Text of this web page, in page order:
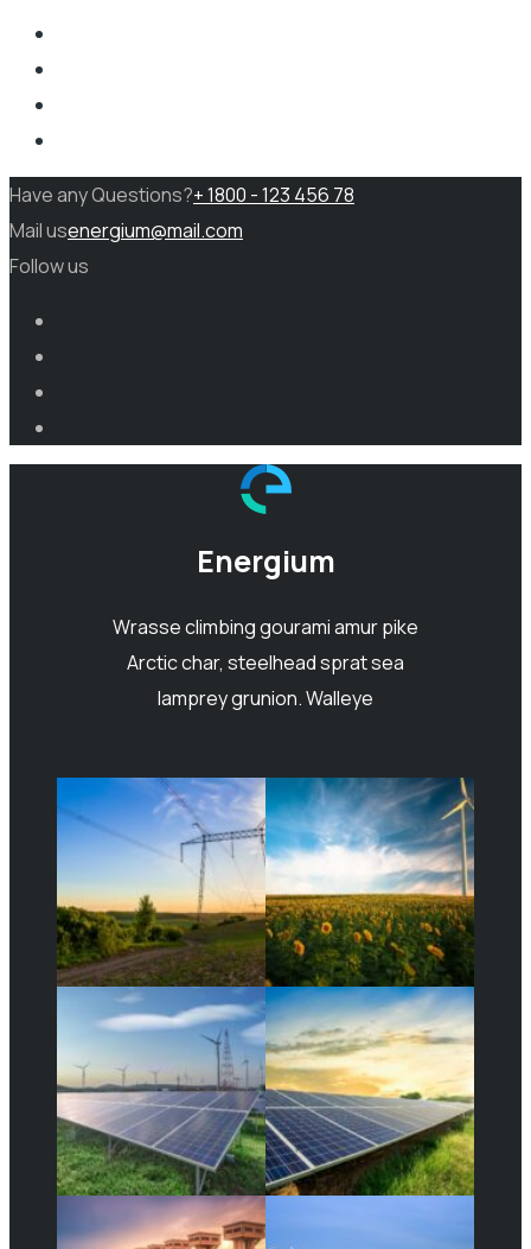
Have any Questions?+ 1800 - 123 456 78
Mail usenergium@mail.com
Follow us
Energium
Wrasse climbing gourami amur pike
Arctic char, steelhead sprat sea
lamprey grunion. Walleye